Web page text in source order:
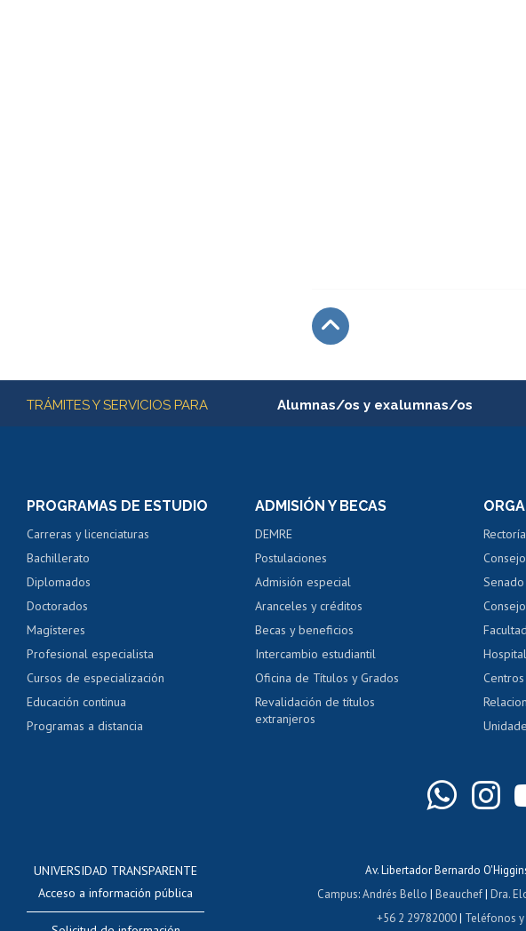
Más información
TRÁMITES Y SERVICIOS PARA Alumnas/os y exalumnas/os
Consulta y certificado de notas
Servicio médico y dental
Pago de arancel y crédito alumnos
Pago de arancel y crédito exalumnos
Certificado de títulos y grados
PROGRAMAS DE ESTUDIO
Carreras y licenciaturas
Bachillerato
Diplomados
Doctorados
Magísteres
Profesional especialista
Cursos de especialización
Educación continua
Programas a distancia
ADMISIÓN Y BECAS
DEMRE
Postulaciones
Admisión especial
Aranceles y créditos
Becas y beneficios
Intercambio estudiantil
Oficina de Títulos y Grados
Revalidación de títulos
extranjeros
Rectoría
UNIVERSIDAD TRANSPARENTE
Acceso a información pública
Av. Libertador Bernardo
Campus:Andrés Bello | Beauchef| Dra.
+56 2 29782000| Teléfonos